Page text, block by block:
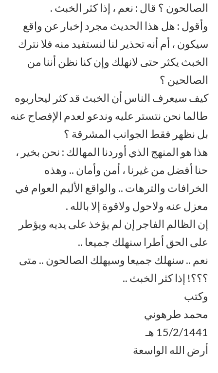
الصالحون ؟ قال : نعم ، إذا كثر الخبث .
وأقول : هل هذا الحديث مجرد إخبار عن واقع
سيكون ، أم أنه تحذير لنا لنستفيد منه فلا نترك
الخبث يكثر حتى لانهلك وإن كنا نظن أننا من
الصالحين ؟
كيف سيعرف الناس أن الخبث قد كثر ليحاربوه
طالما نحن نتستر عليه وندعو لعدم الإفصاح عنه
بل نظهر فقط الجوانب المشرقة ؟
هذا هو المنهج الذي أوردنا المهالك : نحن بخير ،
حنا أفضل من غيرنا ، أمن وأمان .. وهذه
الخرافات والترهات .. والواقع الأليم العوام في
معزل عنه ولاحول ولاقوة إلا بالله .
إن الظالم الفاجر إن لم يؤخذ على يديه ويؤطر
على الحق أطرا سنهلك جميعا ..
نعم .. سنهلك جميعا وسيهلك الصالحون .. متى
؟؟؟! إذا كثر الخبث ..
وكتب
محمد طرهوني
15/2/1441 هـ
أرض الله الواسعة